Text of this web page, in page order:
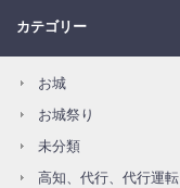
カテゴリー
お城
お城祭り
未分類
高知、代行、代行運転